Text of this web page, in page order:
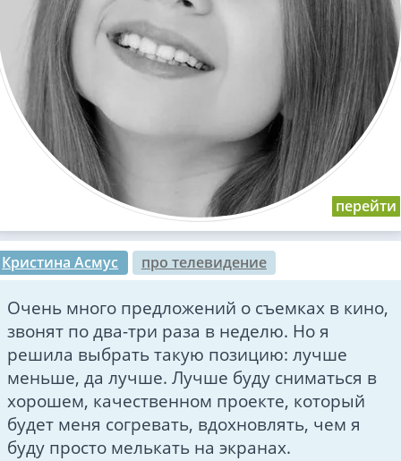
Кристина Асмус про телевидение
Очень много предложений о съемках в кино,
звонят по два-три раза в неделю. Но я
решила выбрать такую позицию: лучше
меньше, да лучше. Лучше буду сниматься в
хорошем, качественном проекте, который
будет меня согревать, вдохновлять, чем я
буду просто мелькать на экранах.